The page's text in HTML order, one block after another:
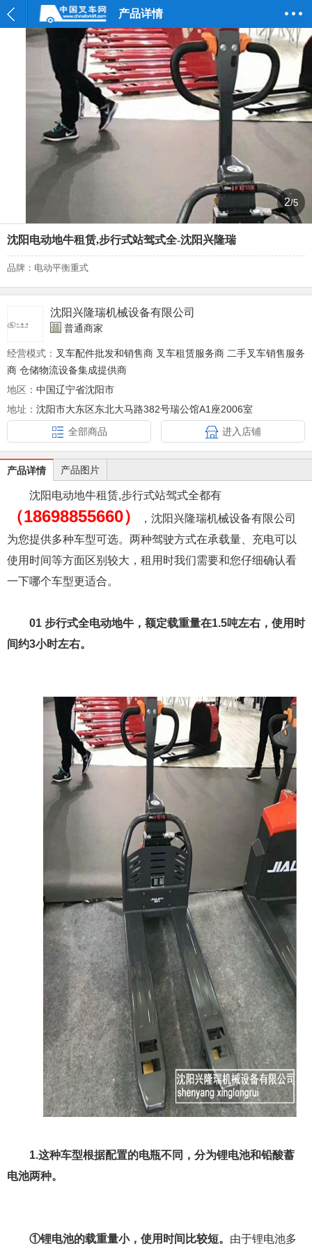
产品详情
2/5
沈阳电动地牛租赁,步行式站驾式全-沈阳兴隆瑞
品牌：电动平衡重式
沈阳兴隆瑞机械设备有限公司
普通商家
经营模式： 叉车配件批发和销售商 叉车租赁服务商 二手叉车销售服务
商 仓储物流设备集成提供商
地区： 中国辽宁省沈阳市
地址： 沈阳市大东区东北大马路382号瑞公馆A1座2006室
全部商品
进入店铺
产品详情 产品图片
沈阳电动地牛租赁,步行式站驾式全都有
（18698855660）
，沈阳兴隆瑞机械设备有限公司
为您提供多种车型可选。两种驾驶方式在承载量、充电可以
使用时间等方面区别较大，租用时我们需要和您仔细确认看
一下哪个车型更适合。
01 步行式全电动地牛，额定载重量在1.5吨左右，使用时
间约3小时左右。
1.这种车型根据配置的电瓶不同，分为锂电池和铅酸蓄
电池两种。
①锂电池的载重量小，使用时间比较短。 由于锂电池多